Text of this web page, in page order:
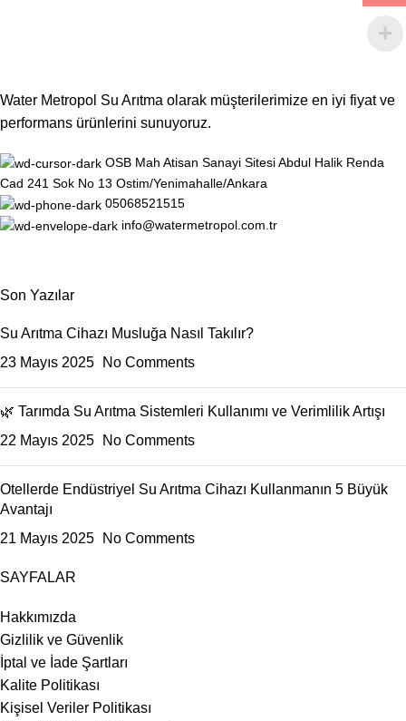
Water Metropol Su Arıtma olarak müşterilerimize en iyi fiyat ve
performans ürünlerini sunuyoruz.
OSB Mah Atisan Sanayi Sitesi Abdul Halik Renda
Cad 241 Sok No 13 Ostim/Yenimahalle/Ankara
05068521515
info@watermetropol.com.tr
Son Yazılar
Su Arıtma Cihazı Musluğa Nasıl Takılır?
23 Mayıs 2025
No Comments
🌿 Tarımda Su Arıtma Sistemleri Kullanımı ve Verimlilik Artışı
22 Mayıs 2025
No Comments
Otellerde Endüstriyel Su Arıtma Cihazı Kullanmanın 5 Büyük
Avantajı
21 Mayıs 2025
No Comments
SAYFALAR
Hakkımızda
Gizlilik ve Güvenlik
İptal ve İade Şartları
Kalite Politikası
Kişisel Veriler Politikası